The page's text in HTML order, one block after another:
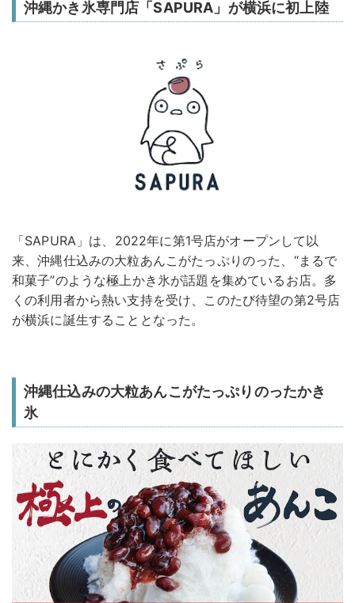
沖縄かき氷専門店「SAPURA」が横浜に初上陸
「SAPURA」は、2022年に第1号店がオープンして以
来、沖縄仕込みの大粒あんこがたっぷりのった、“まるで
和菓子”のような極上かき氷が話題を集めているお店。多
くの利用者から熱い支持を受け、このたび待望の第2号店
が横浜に誕生することとなった。
沖縄仕込みの大粒あんこがたっぷりのったかき
氷